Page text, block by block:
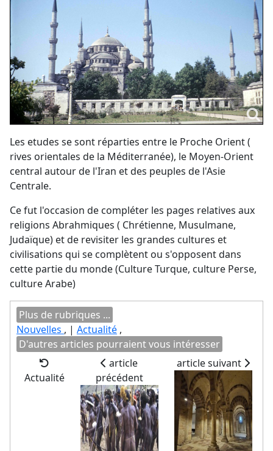
Les etudes se sont réparties entre le Proche Orient (
rives orientales de la Méditerranée), le Moyen-Orient
central autour de l'Iran et des peuples de l'Asie
Centrale.
Ce fut l'occasion de compléter les pages relatives aux
religions Abrahmiques ( Chrétienne, Musulmane,
Judaïque) et de revisiter les grandes cultures et
civilisations qui se complètent ou s'opposent dans
cette partie du monde (Culture Turque, culture Perse,
culture Arabe)
Plus de rubriques ...
Nouvelles , | Actualité ,
D'autres articles pourraient vous intéresser
Actualité
article
précédent
article suivant